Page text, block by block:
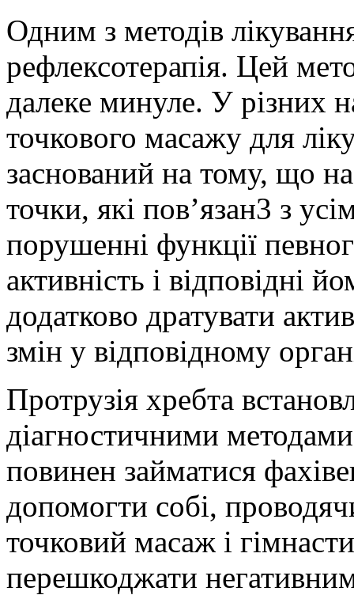
Одним з методів
рефлексотерапія. Цей
далеке минуле. У різних
точкового масажу для
заснований на тому, що
точки, які пов’язан3 з
порушенні функції
активність і відповідні
додатково дратувати
змін у відповідному
Протрузія хребта
діагностичними методами
повинен займатися
допомогти собі,
точковий масаж і
перешкоджати